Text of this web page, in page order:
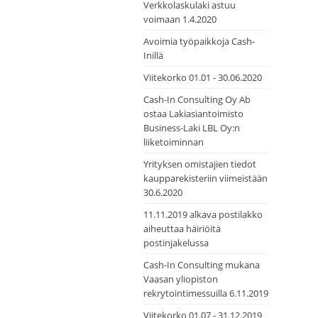
Verkkolaskulaki astuu
voimaan 1.4.2020
Avoimia työpaikkoja Cash-
Inillä
Viitekorko 01.01 - 30.06.2020
Cash-In Consulting Oy Ab
ostaa Lakiasiantoimisto
Business-Laki LBL Oy:n
liiketoiminnan
Yrityksen omistajien tiedot
kaupparekisteriin viimeistään
30.6.2020
11.11.2019 alkava postilakko
aiheuttaa häiriöitä
postinjakelussa
Cash-In Consulting mukana
Vaasan yliopiston
rekrytointimessuilla 6.11.2019
Viitekorko 01.07 - 31.12.2019